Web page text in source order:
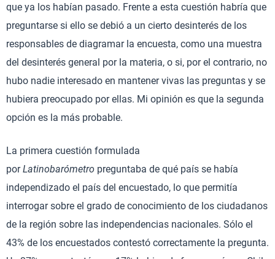
que ya los habían pasado. Frente a esta cuestión habría que
preguntarse si ello se debió a un cierto desinterés de los
responsables de diagramar la encuesta, como una muestra
del desinterés general por la materia, o si, por el contrario, no
hubo nadie interesado en mantener vivas las preguntas y se
hubiera preocupado por ellas. Mi opinión es que la segunda
opción es la más probable.
La primera cuestión formulada
porLatinobarómetro preguntaba de qué país se había
independizado el país del encuestado, lo que permitía
interrogar sobre el grado de conocimiento de los ciudadanos
de la región sobre las independencias nacionales. Sólo el
43% de los encuestados contestó correctamente la pregunta.